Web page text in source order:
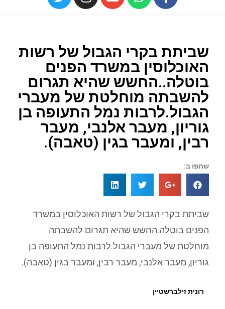
שביתת בקרי הגבול של רשות
האוכלוסין במשרד הפנים
בוטלה..החשש שהיא תגרום
להשבתה מוחלטת של מעברי
הגבול.לרבות נמל התעופה בן
גוריון, מעבר אלנבי, מעבר
רבין, ומעבר בגין (טאבה).
שתפו ב:
שביתת בקרי הגבול של רשות האוכלוסין במשרד
הפנים בוטלה.החשש שהיא תגרום להשבתה
מוחלטת של מעברי הגבול.לרבות נמל התעופה בן
גוריון, מעבר אלנבי, מעבר רבין, ומעבר בגין (טאבה).
רונית זילברשטיין